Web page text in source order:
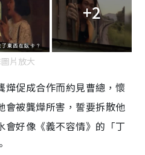
+2
片放大
燁促成合作而約見曹總，懷
會被龔燁所害，誓要拆散他
會好像《義不容情》的「丁